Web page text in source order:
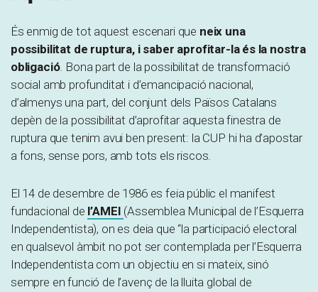
És enmig de tot aquest escenari que neix una
possibilitat de ruptura, i saber aprofitar-la és la nostra
obligació. Bona part de la possibilitat de transformació
social amb profunditat i d’emancipació nacional,
d’almenys una part, del conjunt dels Països Catalans
depèn de la possibilitat d’aprofitar aquesta finestra de
ruptura que tenim avui ben present: la CUP hi ha d’apostar
a fons, sense pors, amb tots els riscos.
El 14 de desembre de 1986 es feia públic el manifest
fundacional de l’AMEI (Assemblea Municipal de l’Esquerra
Independentista), on es deia que “la participació electoral
en qualsevol àmbit no pot ser contemplada per l’Esquerra
Independentista com un objectiu en si mateix, sinó
sempre en funció de l’avenç de la lluita global de